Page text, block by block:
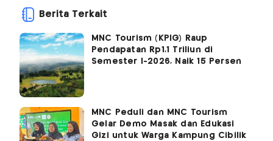
Berita Terkait
MNC Tourism (KPIG) Raup
Pendapatan Rp1,1 Triliun di
Semester I-2026, Naik 15 Persen
MNC Peduli dan MNC Tourism
Gelar Demo Masak dan Edukasi
Gizi untuk Warga Kampung Cibilik